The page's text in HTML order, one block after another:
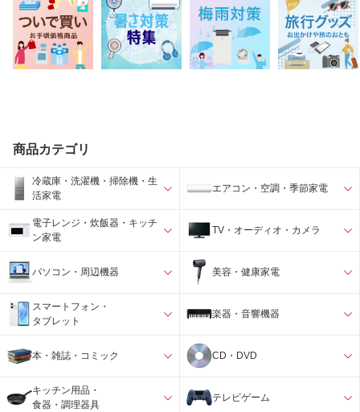
商品カテゴリ
冷蔵庫・洗濯機・掃除機・生
活家電
エアコン・空調・季節家電
電子レンジ・炊飯器・キッチ
ン家電
TV・オーディオ・カメラ
パソコン・周辺機器 美容・健康家電
スマートフォン・
タブレット
楽器・音響機器
本・雑誌・コミック CD・DVD
キッチン用品・
食器・調理器具
テレビゲーム